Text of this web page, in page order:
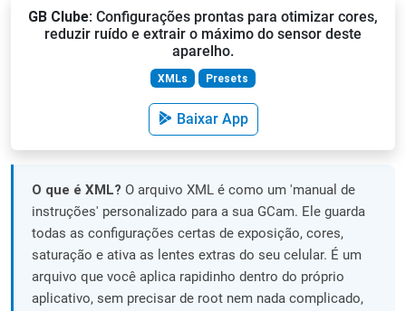
GB Clube: Configurações prontas para otimizar cores,
reduzir ruído e extrair o máximo do sensor deste
aparelho.
XMLs Presets
Baixar App
O que é XML? O arquivo XML é como um 'manual de
instruções' personalizado para a sua GCam. Ele guarda
todas as configurações certas de exposição, cores,
saturação e ativa as lentes extras do seu celular. É um
arquivo que você aplica rapidinho dentro do próprio
aplicativo, sem precisar de root nem nada complicado,